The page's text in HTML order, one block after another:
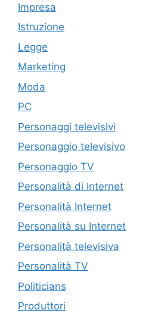
Impresa
Istruzione
Legge
Marketing
Moda
PC
Personaggi televisivi
Personaggio televisivo
Personaggio TV
Personalità di Internet
Personalità Internet
Personalità su Internet
Personalità televisiva
Personalità TV
Politicians
Produttori